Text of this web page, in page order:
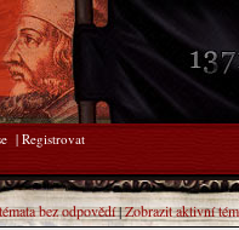
| Registrovat
bez odpovědí|Zobrazit aktivní